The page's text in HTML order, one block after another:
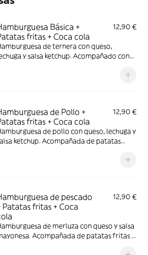
Básica +
fritas + Coca cola
12,90 €
de ternera con queso,
y salsa ketchup. Acompañado con
de Pollo +
fritas + Coca cola
12,90 €
de pollo con queso, lechuga y
ketchup. Acompañada de patatas
de pescado
Patatas fritas + Coca
12,90 €
de merluza con queso y salsa
Acompañada de patatas fritas y